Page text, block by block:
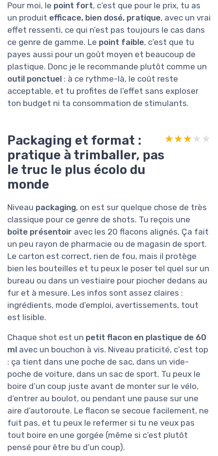
Pour moi, le point fort, c’est que pour le prix, tu as
un produit efficace, bien dosé, pratique, avec un vrai
effet ressenti, ce qui n’est pas toujours le cas dans
ce genre de gamme. Le point faible, c’est que tu
payes aussi pour un goût moyen et beaucoup de
plastique. Donc je le recommande plutôt comme un
outil ponctuel : à ce rythme-là, le coût reste
acceptable, et tu profites de l’effet sans exploser
ton budget ni ta consommation de stimulants.
Packaging et format :
pratique à trimballer, pas
le truc le plus écolo du
monde
★★★★★
★★★★★
Niveau packaging, on est sur quelque chose de très
classique pour ce genre de shots. Tu reçois une
boîte présentoir avec les 20 flacons alignés. Ça fait
un peu rayon de pharmacie ou de magasin de sport.
Le carton est correct, rien de fou, mais il protège
bien les bouteilles et tu peux le poser tel quel sur un
bureau ou dans un vestiaire pour piocher dedans au
fur et à mesure. Les infos sont assez claires :
ingrédients, mode d’emploi, avertissements, tout
est lisible.
Chaque shot est un petit flacon en plastique de 60
ml avec un bouchon à vis. Niveau praticité, c’est top
: ça tient dans une poche de sac, dans un vide-
poche de voiture, dans un sac de sport. Tu peux le
boire d’un coup juste avant de monter sur le vélo,
d’entrer au boulot, ou pendant une pause sur une
aire d’autoroute. Le flacon se secoue facilement, ne
fuit pas, et tu peux le refermer si tu ne veux pas
tout boire en une gorgée (même si c’est plutôt
pensé pour être bu d’un coup).